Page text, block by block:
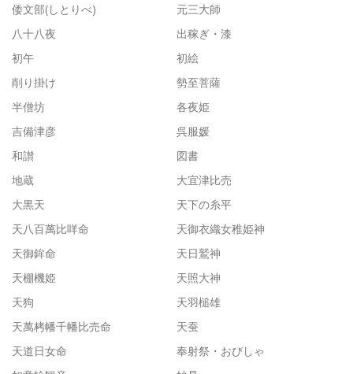
倭文部(しとりべ)
元三大師
八十八夜
出稼ぎ・漆
初午
初絵
削り掛け
勢至菩薩
半僧坊
各夜姫
吉備津彦
呉服媛
和讃
図書
地蔵
大宜津比売
大黒天
天下の糸平
天八百萬比咩命
天御衣織女稚姫神
天御鉾命
天日鷲神
天棚機姫
天照大神
天狗
天羽槌雄
天萬栲幡千幡比売命
天蚕
天道日女命
奉射祭・おびしゃ